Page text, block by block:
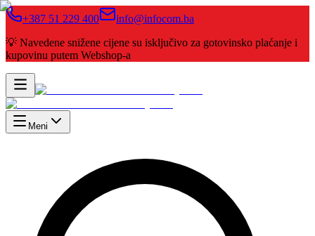
+387 51 229 400
info@infocom.ba
💡 Navedene snižene cijene su isključivo za gotovinsko plaćanje i
kupovinu putem Webshop-a
Meni